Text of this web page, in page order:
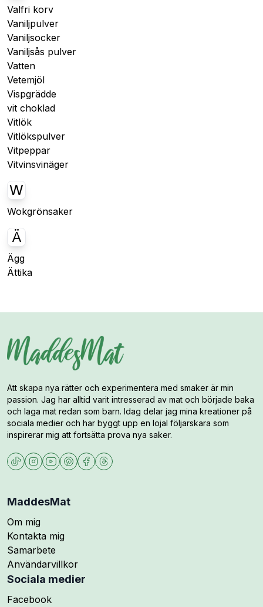
Valfri korv
Vaniljpulver
Vaniljsocker
Vaniljsås pulver
Vatten
Vetemjöl
Vispgrädde
vit choklad
Vitlök
Vitlökspulver
Vitpeppar
Vitvinsvinäger
W
Wokgrönsaker
Ä
Ägg
Ättika
Att skapa nya rätter och experimentera med smaker är min
passion. Jag har alltid varit intresserad av mat och började baka
och laga mat redan som barn. Idag delar jag mina kreationer på
sociala medier och har byggt upp en lojal följarskara som
inspirerar mig att fortsätta prova nya saker.
MaddesMat
Om mig
Kontakta mig
Samarbete
Användarvillkor
Sociala medier
Följ mig på
Facebook